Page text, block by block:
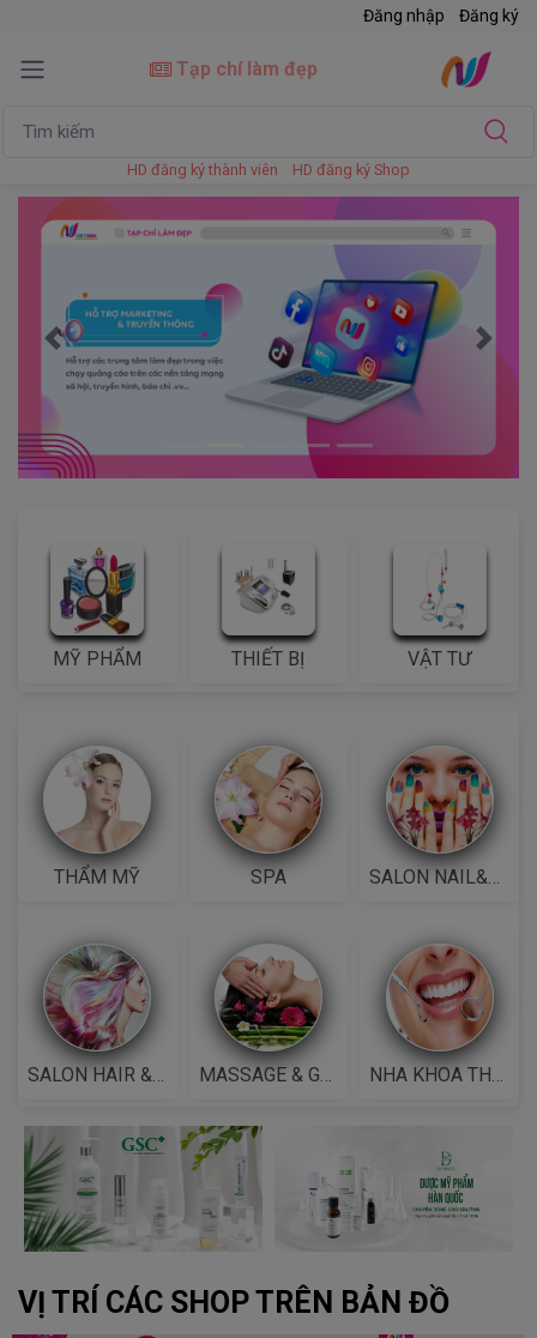
Đăng nhập Đăng ký
Tạp chí làm đẹp
HD đăng ký thành viên HD đăng ký Shop
Trước Tiếp
MỸ PHẨM THIẾT BỊ VẬT TƯ
THẨM MỸ SPA
SALON HAIR & MAKE UP MASSAGE & GỘI ĐẦU NHA KHOA THẨM MỸ
VỊ TRÍ CÁC SHOP TRÊN BẢN ĐỒ